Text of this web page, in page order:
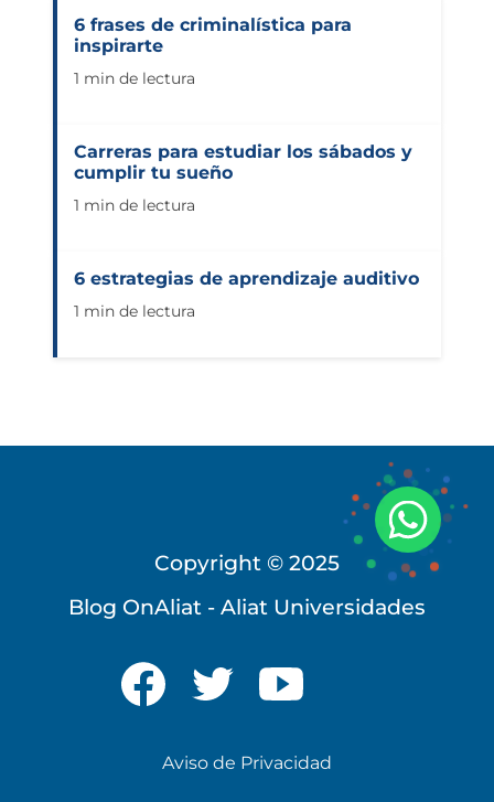
6 frases de criminalística para
inspirarte
1 min de lectura
Carreras para estudiar los sábados y
cumplir tu sueño
1 min de lectura
6 estrategias de aprendizaje auditivo
1 min de lectura
Copyright © 2025
Blog OnAliat - Aliat Universidades
Aviso de Privacidad
Universidad Virtual
Te brindamos información